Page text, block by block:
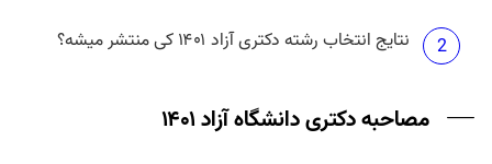
2 نتایج انتخاب رشته دکتری آزاد ۱۴۰۱ کی منتشر میشه؟
مصاحبه دکتری دانشگاه آزاد ۱۴۰۱